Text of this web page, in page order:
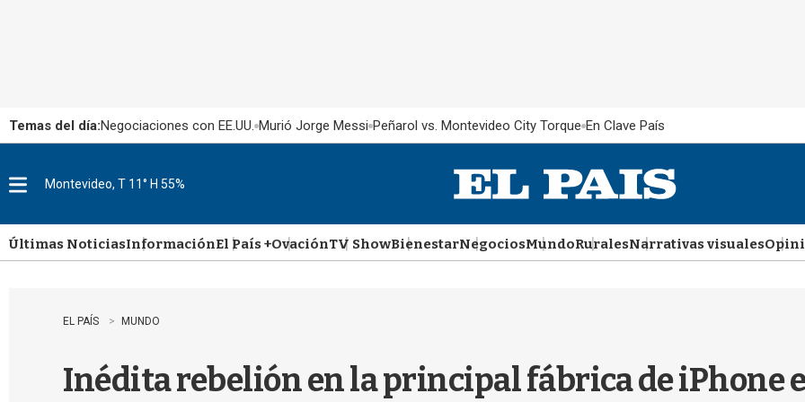
Temas del día:Negociaciones con EE.UU. Murió Jorge Messi Peñarol vs. Montevideo City Torque En Clave País
u
Montevideo, T 11° H 55%
Últimas NoticiasInformaciónEl País +OvaciónTV ShowBienestarNegociosMundoRuralesNarrativas visuales
EL PAÍS MUNDO
Inédita rebelión en la principal fábrica de iPhone